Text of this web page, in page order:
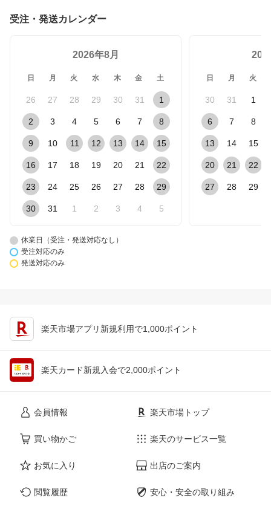
受注・発送カレンダー
2026年8月
日 月 火 水 木 金 土
26 27 28 29 30 31 1
2 3 4 5 6 7 8
9 10 11 12 13 14 15
16 17 18 19 20 21 22
23 24 25 26 27 28 29
30 31 1 2 3 4 5
日 月 火
30 31 1
6 7 8
13 14 15
20 21 22
27 28 29
休業日（受注・発送対応なし）
受注対応のみ
発送対応のみ
楽天市場アプリ新規利用で1,000ポイント
楽天カード新規入会で2,000ポイント
会員情報
買い物かご
お気に入り
閲覧履歴
楽天市場トップ
楽天のサービス一覧
出店のご案内
安心・安全の取り組み